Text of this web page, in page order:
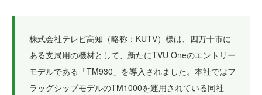
株式会社テレビ高知（略称：KUTV）様は、四万十市に
ある支局用の機材として、新たにTVU Oneのエントリー
モデルである「TM930」を導入されました。本社ではフ
ラッグシップモデルのTM1000を運用されている同社